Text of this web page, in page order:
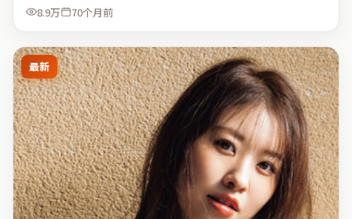
8.9万
70个月前
最新